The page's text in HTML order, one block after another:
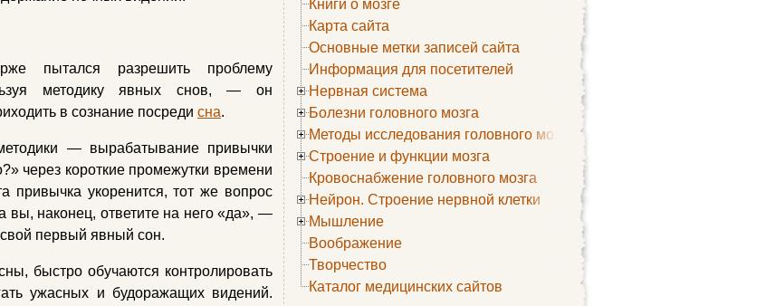
Книги о мозге
Карта сайта
Основные метки записей сайта
Информация для посетителей
Нервная система
Болезни головного мозга
Методы исследования головного мозга
Строение и функции мозга
Кровоснабжение головного мозга
Нейрон. Строение нервной клетки
Мышление
Воображение
Творчество
Каталог медицинских сайтов
пытался разрешить проблему
методику явных снов, — он
в сознание посреди сна.
— вырабатывание привычки
через короткие промежутки времени
привычка укоренится, тот же вопрос
вы, наконец, ответите на него «да», —
первый явный сон.
быстро обучаются контролировать
ужасных и будоражащих видений.